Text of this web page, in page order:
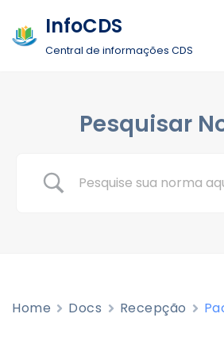
Pular
InfoCDS
Central de informações CDS
Pesquisar
Home Docs Recepção